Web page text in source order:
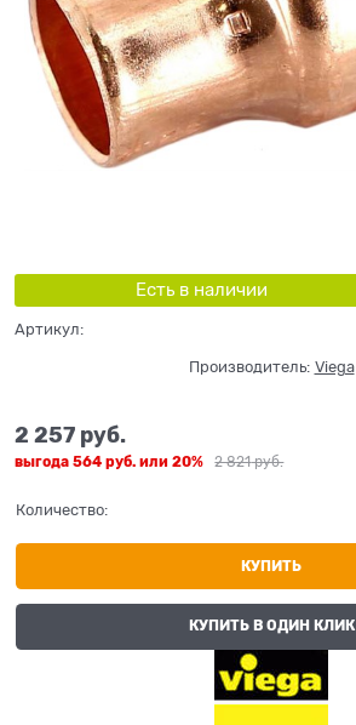
Есть в наличии
Артикул:
Производитель: Viega
2 821 руб.
2 257 руб.
выгода 564 руб. или 20%
Количество:
КУПИТЬ
КУПИТЬ В ОДИН КЛИК